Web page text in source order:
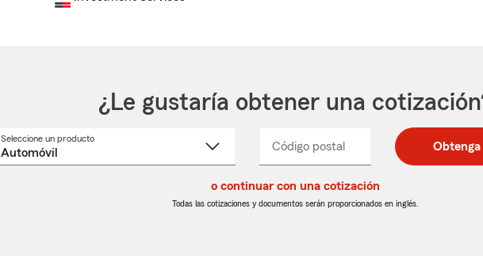
¿Le gustaría obtener una
Seleccione un productoSeleccione
Código postal
postal
de
postal
de
_____
o continuar con una cotización
Todas las cotizaciones y documentos serán proporcionados en inglés.